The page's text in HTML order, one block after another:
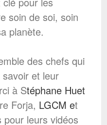
soin de soi, soin
planète.
des chefs qui
et leur
à Stéphane Huet
Forja, LGCM et
leurs vidéos